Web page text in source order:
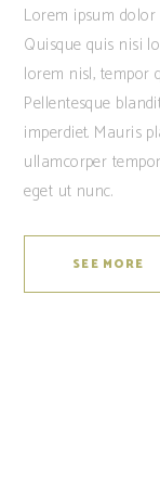
Lorem ipsum
Quisque quis nisi
lorem nisl, tempor
Pellentesque
imperdiet. Mauris
ullamcorper
eget ut nunc.
SEE MORE